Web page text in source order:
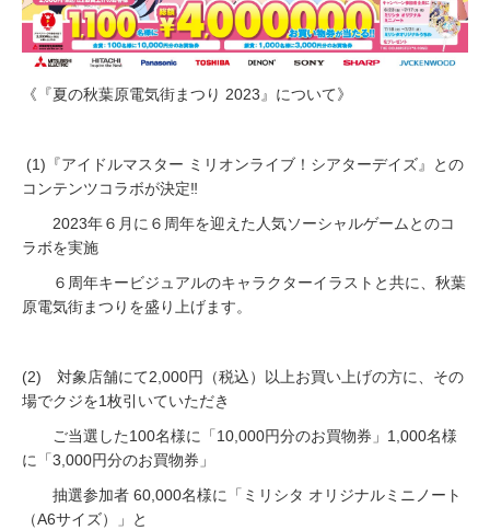
《『夏の秋葉原電気街まつり 2023』について》
(1)『アイドルマスター ミリオンライブ！シアターデイズ』との
コンテンツコラボが決定‼
2023年６月に６周年を迎えた人気ソーシャルゲームとのコ
ラボを実施
６周年キービジュアルのキャラクターイラストと共に、秋葉
原電気街まつりを盛り上げます。
(2) 対象店舗にて2,000円（税込）以上お買い上げの方に、その
場でクジを1枚引いていただき
ご当選した100名様に「10,000円分のお買物券」1,000名様
に「3,000円分のお買物券」
抽選参加者 60,000名様に「ミリシタ オリジナルミニノート
（A6サイズ）」と